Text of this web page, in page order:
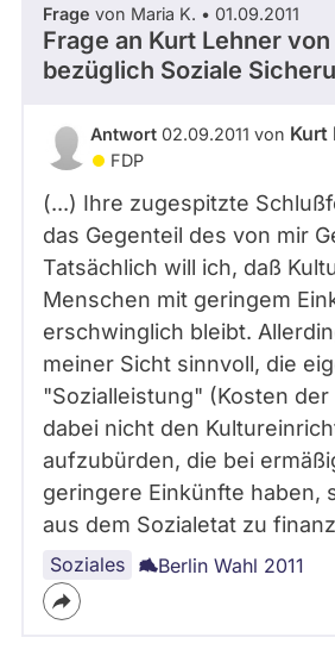
abgeordnetenwatch
befragt
werden.
Thema
- Alle -
Antwort Status
- Alle -
Frage von Maria K. • 01.09.2011
Frage an Kurt Lehner von
bezüglich Soziale
Antwort 02.09.2011 von Kurt
FDP
(...) Ihre zugespitzte
das Gegenteil des von mir
Tatsächlich will ich, daß
Menschen mit geringem
erschwinglich bleibt.
meiner Sicht sinnvoll, die
"Sozialleistung" (Kosten der
dabei nicht den
aufzubürden, die bei
geringere Einkünfte haben,
aus dem Sozialetat zu
Soziales Berlin Wahl 2011